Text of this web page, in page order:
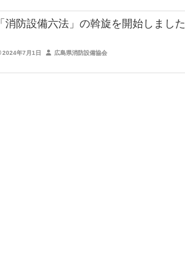
「消防設備六法」の斡旋を開始しました
2024年7月1日 広島県消防設備協会